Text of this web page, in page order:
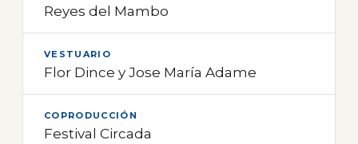
Reyes del Mambo
VESTUARIO
Flor Dince y Jose María Adame
COPRODUCCIÓN
Festival Circada